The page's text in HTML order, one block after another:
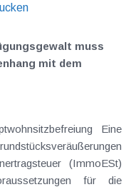
muss
mit dem
Eine
(ImmoESt)
für die